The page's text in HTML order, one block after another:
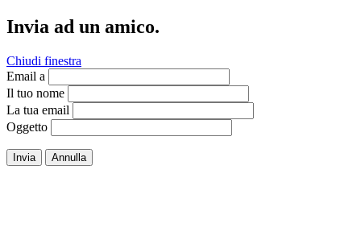
Invia ad un amico.
Chiudi finestra
Email a
Il tuo nome
La tua email
Oggetto
Invia Annulla